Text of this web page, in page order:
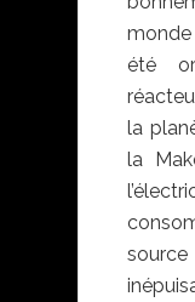
été
la
la